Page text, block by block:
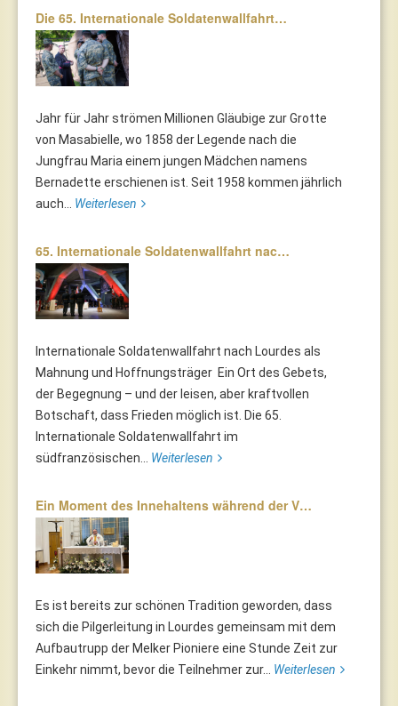
Die 65. Internationale Soldatenwallfahrt…
Jahr für Jahr strömen Millionen Gläubige zur Grotte
von Masabielle, wo 1858 der Legende nach die
Jungfrau Maria einem jungen Mädchen namens
Bernadette erschienen ist. Seit 1958 kommen jährlich
auch... Weiterlesen
65. Internationale Soldatenwallfahrt nac…
Internationale Soldatenwallfahrt nach Lourdes als
Mahnung und Hoffnungsträger Ein Ort des Gebets,
der Begegnung – und der leisen, aber kraftvollen
Botschaft, dass Frieden möglich ist. Die 65.
Internationale Soldatenwallfahrt im
südfranzösischen... Weiterlesen
Ein Moment des Innehaltens während der V…
Es ist bereits zur schönen Tradition geworden, dass
sich die Pilgerleitung in Lourdes gemeinsam mit dem
Aufbautrupp der Melker Pioniere eine Stunde Zeit zur
Einkehr nimmt, bevor die Teilnehmer zur... Weiterlesen